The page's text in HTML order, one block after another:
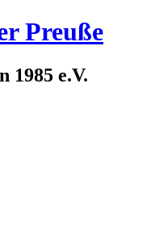
Preuße
1985 e.V.